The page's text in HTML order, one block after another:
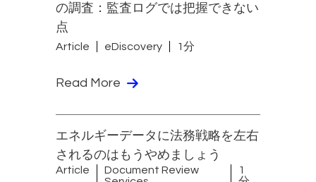
の調査：監査ログでは把握できない
点
Article eDiscovery 1分
Read More
エネルギーデータに法務戦略を左右
されるのはもうやめましょう
Article
Document Review
1